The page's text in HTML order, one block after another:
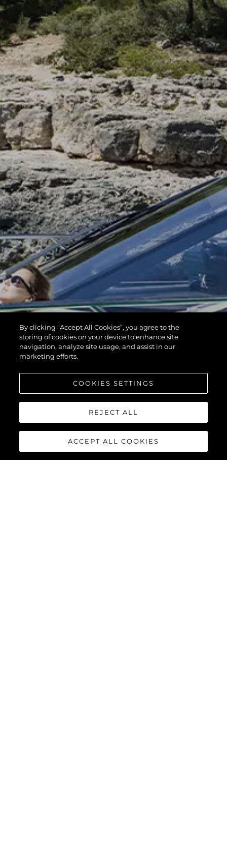
By clicking “Accept All Cookies”, you agree to the
storing of cookies on your device to enhance site
navigation, analyze site usage, and assist in our
marketing efforts.
COOKIES SETTINGS
REJECT ALL
ACCEPT ALL COOKIES